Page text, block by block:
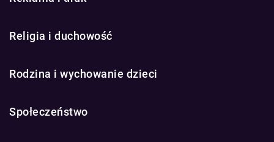
Religia i duchowość
Rodzina i wychowanie dzieci
Społeczeństwo